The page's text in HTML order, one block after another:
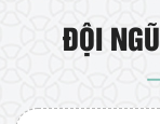
ĐỘI